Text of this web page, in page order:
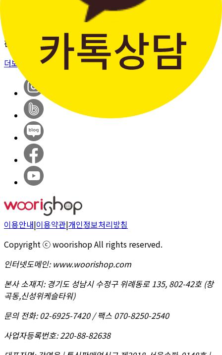
간단한 가입 프로세스 & 편리한
판매 시스템
더보기 >
이용안내|이용약관|개인정보처리방침
Copyright ⓒ woorishop All rights reserved.
인터넷도메인:www.woorishop.com
본사 소재지:경기도 성남시 수정구 위례동로 135, 802-42호 (창
곡동,신성위케슬타워)
문의 전화:02-6925-7420 / 팩스 070-8250-2540
사업자등록번호:220-88-82638